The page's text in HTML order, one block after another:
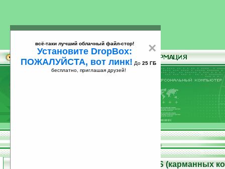
25
Скачать программы для Palm OS (карманных
×
всё-таки лучший облачный файл-стор!
Установите DropBox:
ПОЖАЛУЙСТА, вот линк! До 25 ГБ
бесплатно, приглашая друзей!